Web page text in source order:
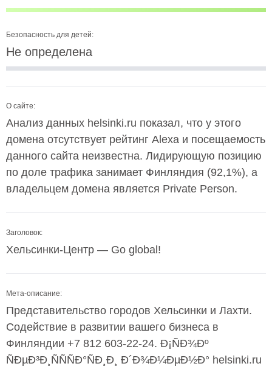
Безопасность для детей:
Не определена
О сайте:
Анализ данных helsinki.ru показал, что у этого
домена отсутствует рейтинг Alexa и посещаемость
данного сайта неизвестна. Лидирующую позицию
по доле трафика занимает Финляндия (92,1%), а
владельцем домена является Private Person.
Заголовок:
Хельсинки-Центр — Go global!
Мета-описание:
Представительство городов Хельсинки и Лахти.
Содействие в развитии вашего бизнеса в
Финляндии +7 812 603-22-24. Ð¡ÑÐ¾Ðº
ÑÐµÐ³Ð¸ÑÑÑÐ°ÑÐ¸Ð¸ Ð´Ð¾Ð¼ÐµÐ½Ð° helsinki.ru